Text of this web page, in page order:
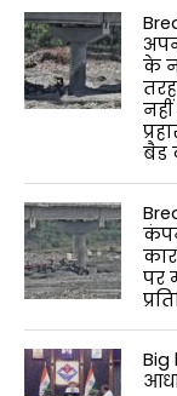
के
बैड
पर
Big